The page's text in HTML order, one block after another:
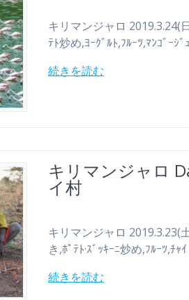
キリマンジャロ 2019.3.24(
ﾃﾄ炒め,ﾖｰｸﾞﾙﾄ,ﾌﾙｰﾂ,ﾏﾝｺﾞｰ
続きを読む
キリマンジャロ
イ村
キリマンジャロ 2019.3.23(
き,ﾎﾟﾃﾄ·ｽﾞｯｷｰﾆ炒め,ﾌﾙｰﾂ,
続きを読む